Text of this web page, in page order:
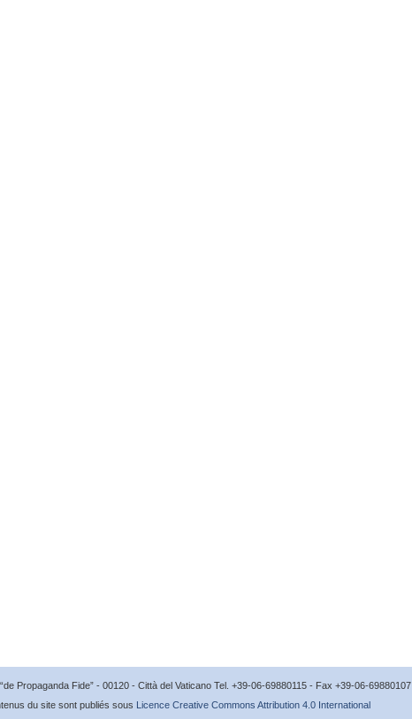
Propaganda Fide” - 00120 - Città del Vaticano Tel. +39-06-69880115 - Fax +39-06-69880107
du site sont publiés sous Licence Creative Commons Attribution 4.0 International